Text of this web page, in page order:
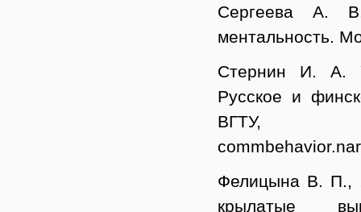
Cергеева А.
ментальность.
Стернин И. А.
Русское и
ВГТУ,
Фелицына В. П.,
крылатые